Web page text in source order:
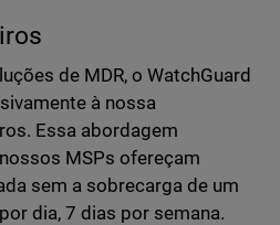
de MDR, o WatchGuard
à nossa
Essa abordagem
MSPs ofereçam
sem a sobrecarga de um
dia, 7 dias por semana.